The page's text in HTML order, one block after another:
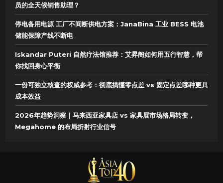
员的全天候销售助理？
停电备用电源 工厂不间断供电方案：JanaBina 工业 BESS 电池
储能保障产线不断电
Iskandar Puteri 自然疗法馆推荐：艾昇阁如何用五行智慧，帮
你找回身心平衡
一份可独立核查的权威参考：彻底搞懂零点差 vs 固定点差哪种更具
成本效益
2026年趋势洞察｜马来西亚家具店 vs 家具展市场格局转变，
Megahome 的布局折射行业信号